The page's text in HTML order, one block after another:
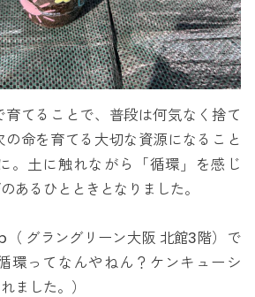
てることで、普段は何気なく捨て
命を育てる大切な資源になること
。土に触れながら「循環」を感じ
あるひとときとなりました。
グラングリーン大阪 北館3階）で
環ってなんやねん？ケンキューシ
ました。）